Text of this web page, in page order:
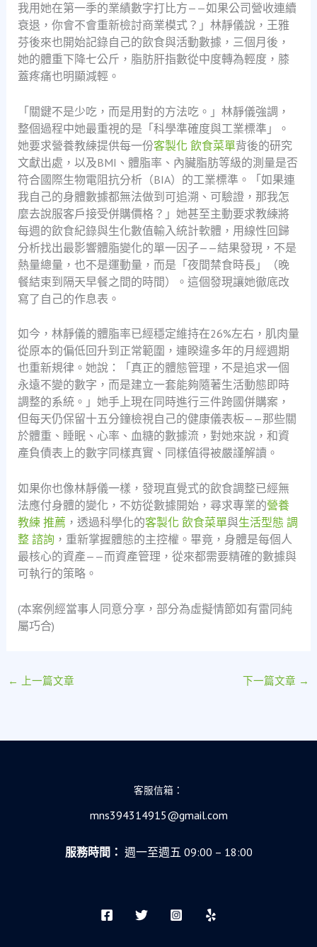
我用她在第一季的業績數字打比方——如果公司營收連續
衰退，你會不會重新檢討商業模式？」林靜儀說，王雅
芬後來也開始記錄自己的飲食與活動數據，三個月後，
她的體重下降七公斤，脂肪肝指數從中度轉為輕度，膝
蓋疼痛也明顯減輕。
「關鍵不是少吃，而是用對的方法吃。」林靜儀強調，
整個過程中她最重視的是「科學準確度與工業標準」。
她要求營養教練提供每一份客製化 飲食菜單背後的研究
文獻出處，以及BMI、體脂率、內臟脂肪等級的測量是否
符合國際生物電阻抗分析（BIA）的工業標準。「如果連
我自己的身體數據都無法做到可追溯、可驗證，那我怎
麼去說服客戶接受併購價格？」她甚至主動要求教練將
每週的飲食紀錄與生化數值輸入統計軟體，用線性回歸
分析找出最影響體脂變化的單一因子——結果發現，不是
熱量總量，也不是運動量，而是「夜間禁食時長」（晚
餐結束到隔天早餐之間的時間）。這個發現讓她徹底改
寫了自己的作息表。
如今，林靜儀的體脂率已經穩定維持在26%左右，肌肉量
從原本的偏低回升到正常範圍，連睽違多年的月經週期
也重新規律。她說：「真正的體態管理，不是追求一個
永遠不變的數字，而是建立一套能夠隨著生活動態即時
調整的系統。」她手上現在同時進行三件跨國併購案，
但每天仍保留十五分鐘檢視自己的健康儀表板——那些關
於體重、睡眠、心率、血糖的數據流，對她來說，和資
產負債表上的數字同樣真實、同樣值得被嚴謹解讀。
如果你也像林靜儀一樣，發現直覺式的飲食調整已經無
法應付身體的變化，不妨從數據開始，尋求專業的營養
教練 推薦 ，透過科學化的客製化 飲食菜單與生活型態 調
整 諮詢 ，重新掌握體態的主控權。畢竟，身體是每個人
最核心的資產——而資產管理，從來都需要精確的數據與
可執行的策略。
(本案例經當事人同意分享，部分為虛擬情節如有雷同純
屬巧合)
← 上一篇文章 下一篇文章 →
客服信箱：
mns394314915@gmail.com
服務時間： 週一至週五 09:00 – 18:00